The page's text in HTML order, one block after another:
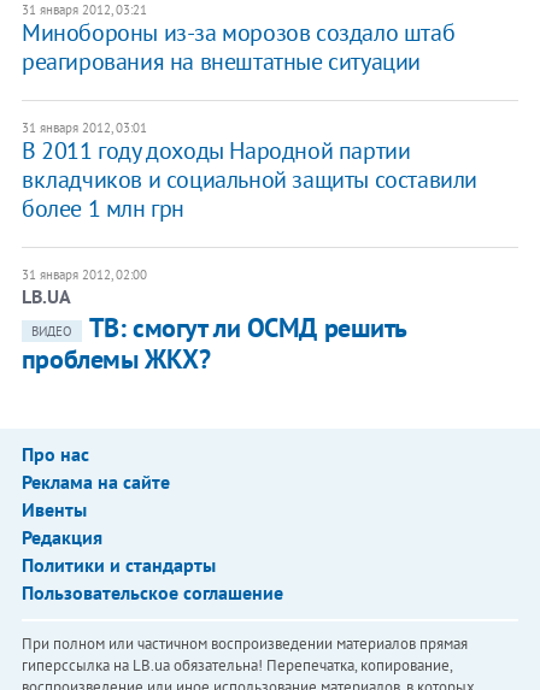
31 января 2012, 03:21
Минобороны из-за морозов создало штаб
реагирования на внештатные ситуации
31 января 2012, 03:01
В 2011 году доходы Народной партии
вкладчиков и социальной защиты составили
более 1 млн грн
31 января 2012, 02:00
LB.UA
ВИДЕО
ТВ: смогут ли ОСМД решить
проблемы ЖКХ?
Про нас
Реклама на сайте
Ивенты
Редакция
Политики и стандарты
Пользовательское соглашение
При полном или частичном воспроизведении материалов прямая
гиперссылка на LB.ua обязательна! Перепечатка, копирование,